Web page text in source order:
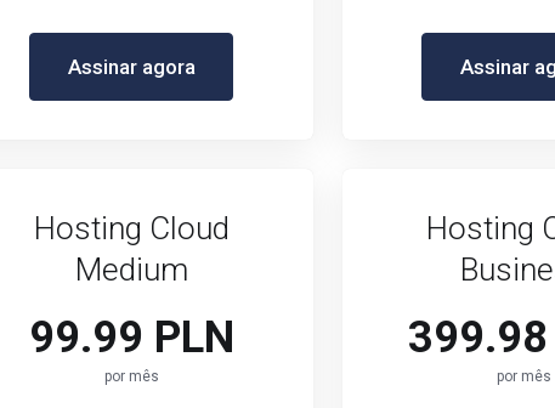
Assinar agora Assinar
Hosting Cloud
Medium
99.99 PLN
por mês
Hosting
399.98
por mês